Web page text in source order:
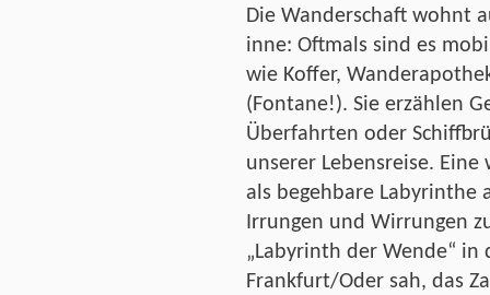
Die Wanderschaft wohnt
inne: Oftmals sind es
wie Koffer,
(Fontane!). Sie erzählen
Überfahrten oder
unserer Lebensreise.
als begehbare Labyrinthe
Irrungen und Wirrungen
„Labyrinth der Wende“ in
Frankfurt/Oder sah, das